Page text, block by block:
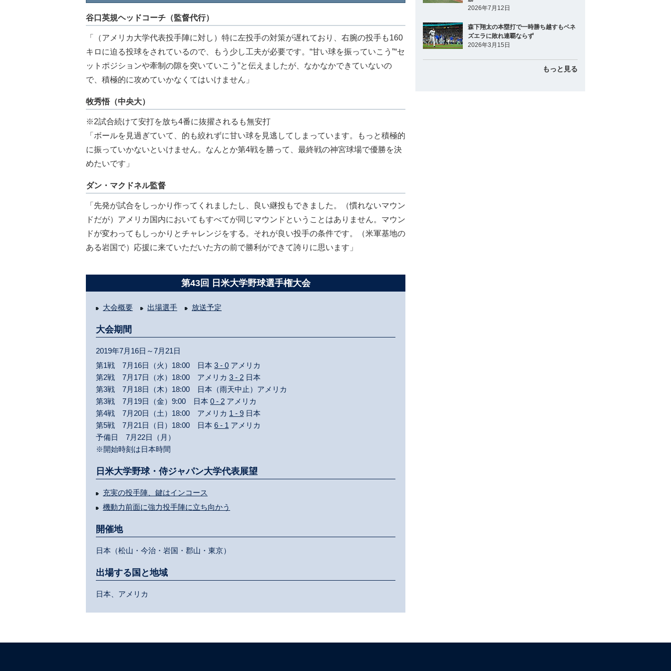
谷口英規ヘッドコーチ（監督代行）
「（アメリカ大学代表投手陣に対し）特に左投手の対策が遅れており、右腕の投手も160
キロに迫る投球をされているので、もう少し工夫が必要です。“甘い球を振っていこう”“セ
ットポジションや牽制の隙を突いていこう”と伝えましたが、なかなかできていないの
で、積極的に攻めていかなくてはいけません」
牧秀悟（中央大）
※2試合続けて安打を放ち4番に抜擢されるも無安打
「ボールを見過ぎていて、的も絞れずに甘い球を見逃してしまっています。もっと積極的
に振っていかないといけません。なんとか第4戦を勝って、最終戦の神宮球場で優勝を決
めたいです」
ダン・マクドネル監督
「先発が試合をしっかり作ってくれましたし、良い継投もできました。（慣れないマウン
ドだが）アメリカ国内においてもすべてが同じマウンドということはありません。マウン
ドが変わってもしっかりとチャレンジをする。それが良い投手の条件です。（米軍基地の
ある岩国で）応援に来ていただいた方の前で勝利ができて誇りに思います」
第43回 日米大学野球選手権大会
大会概要 出場選手 放送予定
大会期間
2019年7月16日～7月21日
第1戦 7月16日（火）18:00 日本 3 - 0 アメリカ
第2戦 7月17日（水）18:00 アメリカ 3 - 2 日本
第3戦 7月18日（木）18:00 日本（雨天中止）アメリカ
第3戦 7月19日（金）9:00 日本 0 - 2 アメリカ
第4戦 7月20日（土）18:00 アメリカ 1 - 9 日本
第5戦 7月21日（日）18:00 日本 6 - 1 アメリカ
予備日 7月22日（月）
※開始時刻は日本時間
日米大学野球・侍ジャパン大学代表展望
充実の投手陣、鍵はインコース
機動力前面に強力投手陣に立ち向かう
開催地
日本（松山・今治・岩国・郡山・東京）
出場する国と地域
日本、アメリカ
2026年7月12日
森下翔太の本塁打で一時勝ち越すもベネ
ズエラに敗れ連覇ならず
2026年3月15日
もっと見る